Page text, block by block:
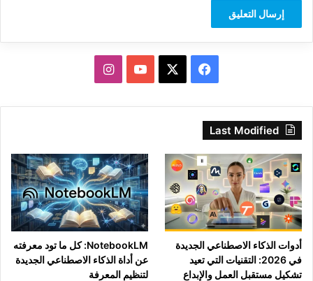
فيسبوك ‫YouTubeانستقرام
Last Modified
أدوات الذكاء الاصطناعي الجديدة
في 2026: التقنيات التي تعيد
تشكيل مستقبل العمل والإبداع
NotebookLM: كل ما تود معرفته
عن أداة الذكاء الاصطناعي الجديدة
لتنظيم المعرفة